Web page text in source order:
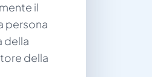
il
persona
della
della